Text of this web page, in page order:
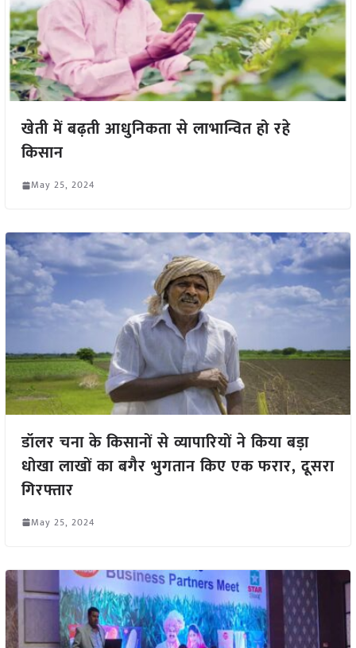
खेती में बढ़ती आधुनिकता से लाभान्वित हो रहे
किसान
May 25, 2024
डॉलर चना के किसानों से व्यापारियों ने किया बड़ा
धोखा लाखों का बगैर भुगतान किए एक फरार, दूसरा
गिरफ्तार
May 25, 2024